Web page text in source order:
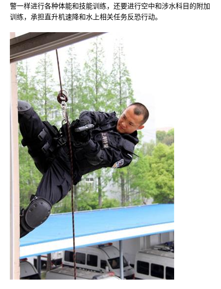
警一样进行各种体能和技能训练，还要进行空中和涉水科目的附加
训练，承担直升机速降和水上相关任务反恐行动。